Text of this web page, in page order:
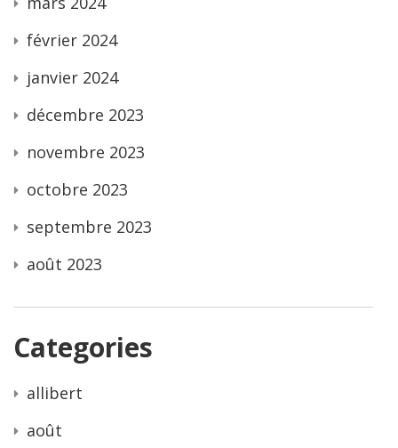
février 2024
janvier 2024
décembre 2023
novembre 2023
octobre 2023
septembre 2023
août 2023
Categories
allibert
août